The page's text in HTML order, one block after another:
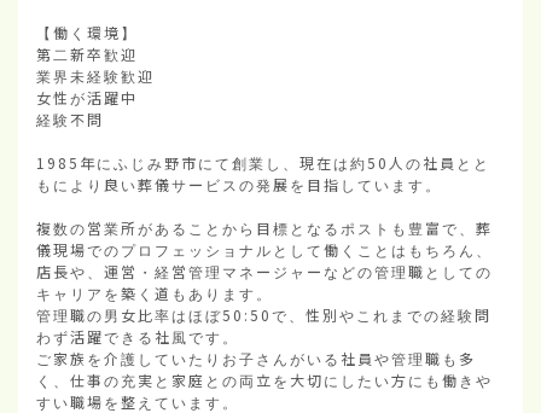
【働く環境】
第二新卒歓迎
業界未経験歓迎
女性が活躍中
経験不問
1985年にふじみ野市にて創業し、現在は約50人の社員とと
もにより良い葬儀サービスの発展を目指しています。
複数の営業所があることから目標となるポストも豊富で、葬
儀現場でのプロフェッショナルとして働くことはもちろん、
店長や、運営・経営管理マネージャーなどの管理職としての
キャリアを築く道もあります。
管理職の男女比率はほぼ50:50で、性別やこれまでの経験問
わず活躍できる社風です。
ご家族を介護していたりお子さんがいる社員や管理職も多
く、仕事の充実と家庭との両立を大切にしたい方にも働きや
すい職場を整えています。